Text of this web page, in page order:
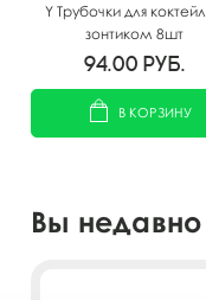
Y Трубочки для
зонтиком 8шт
94.00 руб.
В КОРЗИНУ
Вы